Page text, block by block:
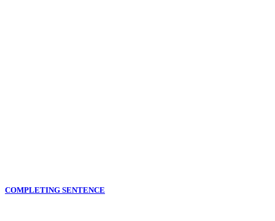
COMPLETING SENTENCE